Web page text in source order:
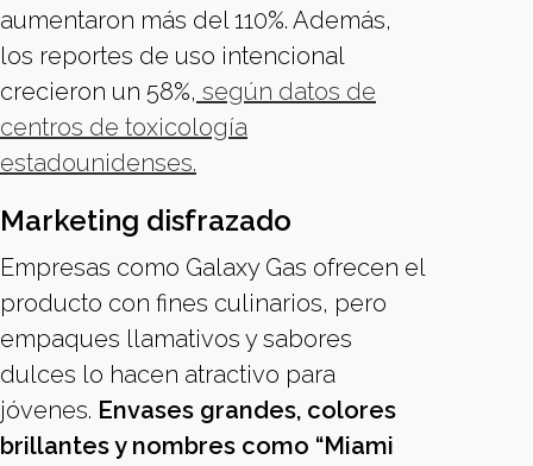
aumentaron más del 110%. Además,
los reportes de uso intencional
crecieron un 58%, según datos de
centros de toxicología
estadounidenses.
Marketing disfrazado
Empresas como Galaxy Gas ofrecen el
producto con fines culinarios, pero
empaques llamativos y sabores
dulces lo hacen atractivo para
jóvenes. Envases grandes, colores
brillantes y nombres como “Miami